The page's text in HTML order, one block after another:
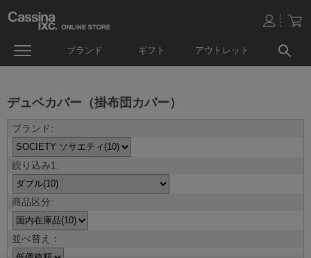
ブランド ギフト アウトレット
デュベカバー（掛布団カバー）
並べ替え：